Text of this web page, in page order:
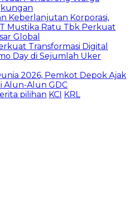
Keberlanjutan Korporasi,
Mustika Ratu Tbk Perkuat
Global
Transformasi Digital
Day di Sejumlah Uker
2026, Pemkot Depok Ajak
Alun-Alun GDC
pilihan KCI KRL